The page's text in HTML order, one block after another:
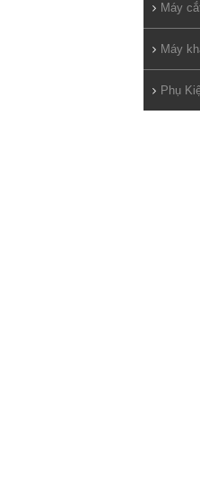
Máy
Máy
Phụ